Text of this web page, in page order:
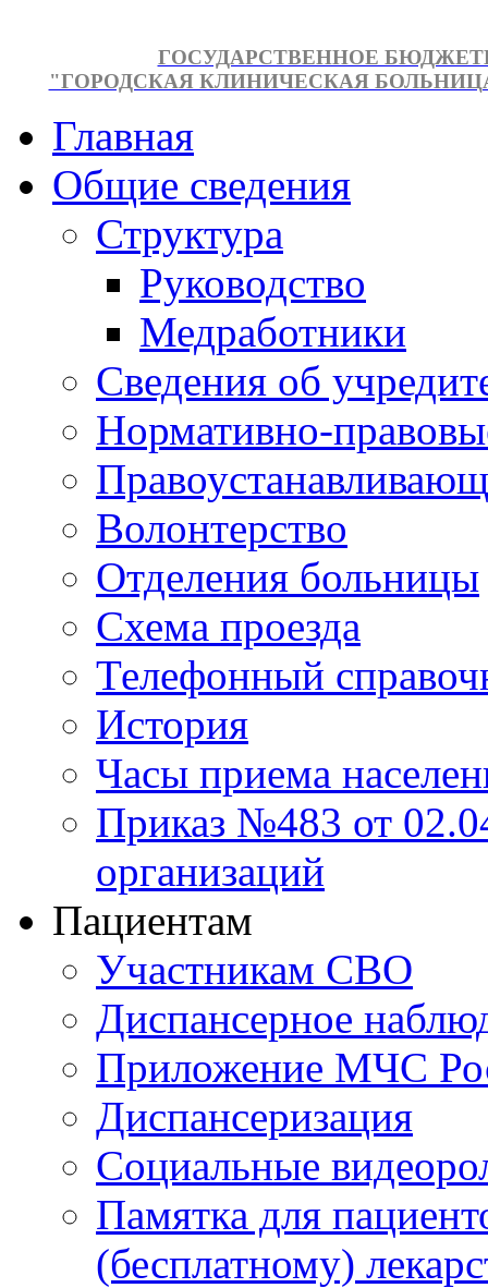
ГОСУДАРСТВЕННОЕ
"ГОРОДСКАЯ КЛИНИЧЕСКАЯ
Главная
Общие сведения
Структура
Руководство
Медработники
Сведения об
Нормативно-
Волонтерство
Отделения больницы
Схема проезда
Телефонный
История
Часы приема
Приказ №483 от
организаций
Пациентам
Участникам СВО
Диспансерное
Приложение МЧС
Диспансеризация
Социальные
Памятка для
(бесплатному)